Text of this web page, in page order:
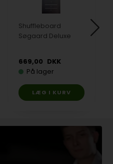
Shuffleboard
Søgaard Deluxe
669,00 DKK
På lager